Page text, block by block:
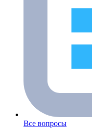
Все вопросы